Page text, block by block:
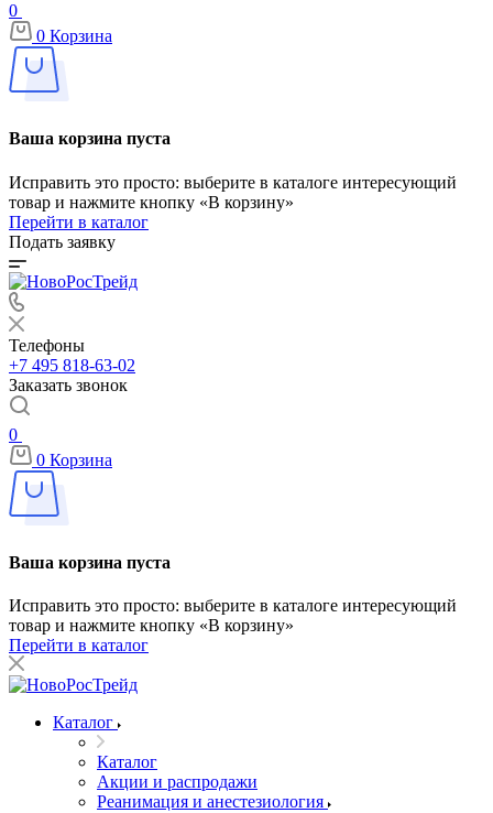
0
0 Корзина
Ваша корзина пуста
Исправить это просто: выберите в каталоге интересующий
товар и нажмите кнопку «В корзину»
Перейти в каталог
Подать заявку
Телефоны
+7 495 818-63-02
Заказать звонок
0
0 Корзина
Ваша корзина пуста
Исправить это просто: выберите в каталоге интересующий
товар и нажмите кнопку «В корзину»
Перейти в каталог
Каталог
Каталог
Акции и распродажи
Реанимация и анестезиология